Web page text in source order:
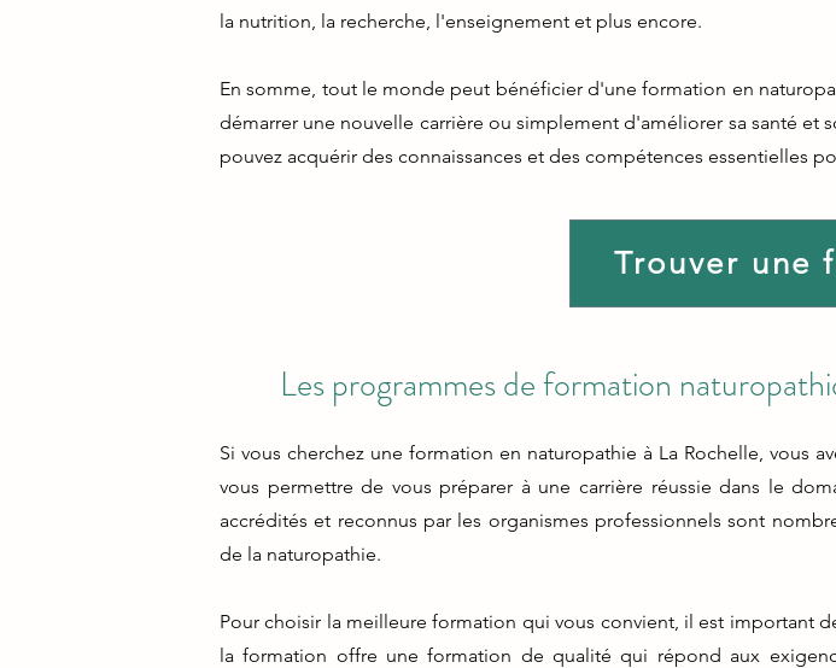
la nutrition, la recherche, l'enseignement et plus encore.
En somme, tout le monde peut bénéficier d'une formation en
démarrer une nouvelle carrière ou simplement d'améliorer sa santé
pouvez acquérir des connaissances et des compétences essentielles
Trouver une
Les programmes de formation
Si vous cherchez une formation en naturopathie à La Rochelle, vous
vous permettre de vous préparer à une carrière réussie dans le
accrédités et reconnus par les organismes professionnels sont
de la naturopathie.
Pour choisir la meilleure formation qui vous convient, il est important
la formation offre une formation de qualité qui répond aux